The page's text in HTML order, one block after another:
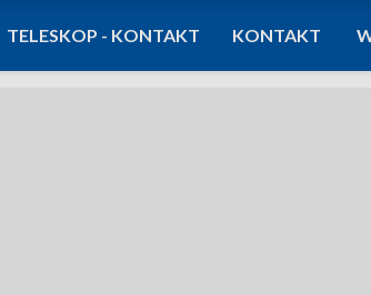
TELESKOP - KONTAKT KONTAKT